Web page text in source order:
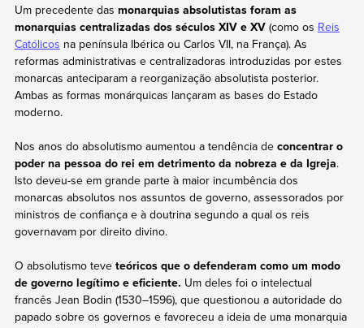
Um precedente das monarquias absolutistas foram as
monarquias centralizadas dos séculos XIV e XV(como os Reis
Católicos na península Ibérica ou Carlos VII, na França). As
reformas administrativas e centralizadoras introduzidas por estes
monarcas anteciparam a reorganização absolutista posterior.
Ambas as formas monárquicas lançaram as bases do Estado
moderno.
Nos anos do absolutismo aumentou a tendência de concentrar o
poder na pessoa do rei em detrimento da nobreza e da Igreja.
Isto deveu-se em grande parte à maior incumbência dos
monarcas absolutos nos assuntos de governo, assessorados por
ministros de confiança e à doutrina segundo a qual os reis
governavam por direito divino.
O absolutismo teveteóricos que o defenderam como um modo
de governo legítimo e eficiente. Um deles foi o intelectual
francês Jean Bodin (1530–1596), que questionou a autoridade do
papado sobre os governos e favoreceu a ideia de uma monarquia